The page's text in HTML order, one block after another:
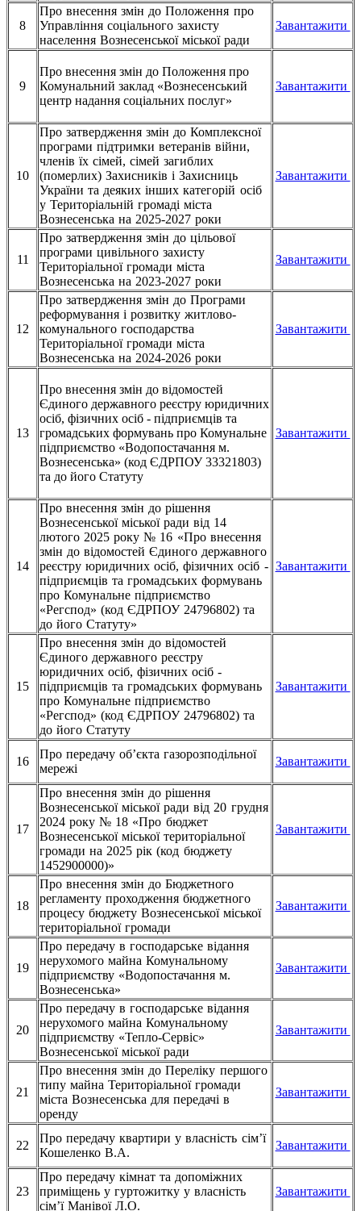
8
Про внесення змін до Положення про
Управління соціального захисту
населення Вознесенської міської ради
Завантажити
9
Про внесення змін до Положення про
Комунальний заклад «Вознесенський
центр надання соціальних послуг»
Завантажити
10
Про затвердження змін до Комплексної
програми підтримки ветеранів війни,
членів їх сімей, сімей загиблих
(померлих) Захисників і Захисниць
України та деяких інших категорій осіб
у Територіальній громаді міста
Вознесенська на 2025-2027 роки
Завантажити
11
Про затвердження змін до цільової
програми цивільного захисту
Територіальної громади міста
Вознесенська на 2023-2027 роки
Завантажити
12
Про затвердження змін до Програми
реформування і розвитку житлово-
комунального господарства
Територіальної громади міста
Вознесенська на 2024-2026 роки
Завантажити
13
Про внесення змін до відомостей
Єдиного державного реєстру юридичних
осіб, фізичних осіб - підприємців та
громадських формувань про Комунальне
підприємство «Водопостачання м.
Вознесенська» (код ЄДРПОУ 33321803)
та до його Статуту
Завантажити
14
Про внесення змін до рішення
Вознесенської міської ради від 14
лютого 2025 року № 16 «Про внесення
змін до відомостей Єдиного державного
реєстру юридичних осіб, фізичних осіб -
підприємців та громадських формувань
про Комунальне підприємство
«Регспод» (код ЄДРПОУ 24796802) та
до його Статуту»
Завантажити
15
Про внесення змін до відомостей
Єдиного державного реєстру
юридичних осіб, фізичних осіб -
підприємців та громадських формувань
про Комунальне підприємство
«Регспод» (код ЄДРПОУ 24796802) та
до його Статуту
Завантажити
16
Про передачу об’єкта газорозподільної
мережі
Завантажити
17
Про внесення змін до рішення
Вознесенської міської ради від 20 грудня
2024 року № 18 «Про бюджет
Вознесенської міської територіальної
громади на 2025 рік (код бюджету
1452900000)»
Завантажити
18
Про внесення змін до Бюджетного
регламенту проходження бюджетного
процесу бюджету Вознесенської міської
територіальної громади
Завантажити
19
Про передачу в господарське відання
нерухомого майна Комунальному
підприємству «Водопостачання м.
Вознесенська»
Завантажити
20
Про передачу в господарське відання
нерухомого майна Комунальному
підприємству «Тепло-Сервіс»
Вознесенської міської ради
Завантажити
21
Про внесення змін до Переліку першого
типу майна Територіальної громади
міста Вознесенська для передачі в
оренду
Завантажити
22
Про передачу квартири у власність сім’ї
Кошеленко В.А.
Завантажити
23
Про передачу кімнат та допоміжних
приміщень у гуртожитку у власність
сім’їМанівої Л.О.
Завантажити